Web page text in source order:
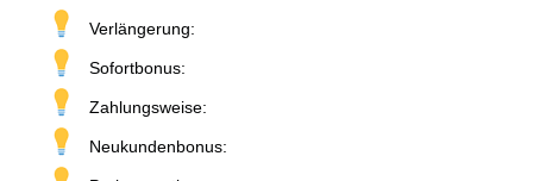
Verlängerung:
Sofortbonus:
Zahlungsweise:
Neukundenbonus: